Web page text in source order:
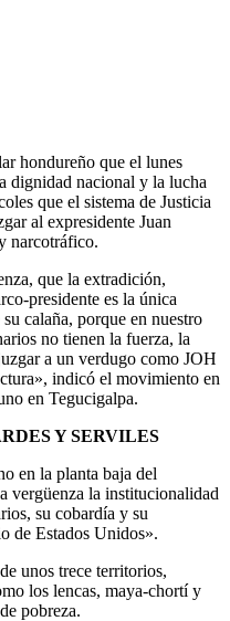
hondureño que el lunes
dignidad nacional y la lucha
que el sistema de Justicia
al expresidente Juan
narcotráfico.
que la extradición,
presidente es la única
calaña, porque en nuestro
no tienen la fuerza, la
a un verdugo como JOH
indicó el movimiento en
en Tegucigalpa.
Y SERVILES
en la planta baja del
vergüenza la institucionalidad
su cobardía y su
de Estados Unidos».
unos trece territorios,
los lencas, maya-chortí y
pobreza.